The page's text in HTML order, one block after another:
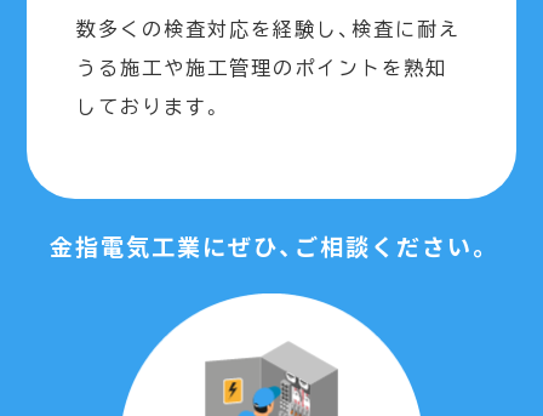
数多くの検査対応を経験し、検査に耐え
うる施工や施工管理のポイントを熟知
しております。
金指電気工業にぜひ、ご相談ください。